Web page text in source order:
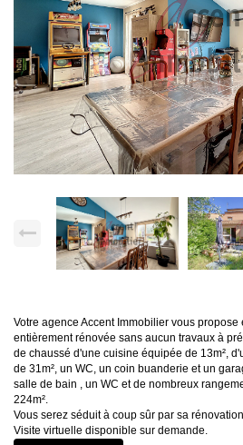
Votre agence Accent Immobilier vous
entièrement rénovée sans aucun travaux à
de chaussé d'une cuisine équipée de 13m²,
de 31m², un WC, un coin buanderie et un
salle de bain , un WC et de nombreux
224m².
Vous serez séduit à coup sûr par sa
Visite virtuelle disponible sur demande.